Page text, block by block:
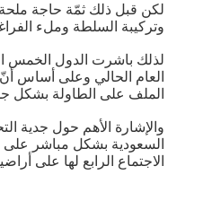
لكن قبل ذلك ثمّة حاجة ملحة
وتركيبة السلطة وملء
لذلك باشرت الدول الخمس
العام الحالي وعلى أساس
الملف على الطاولة بشكل
والإشارة الأهم حول جدية
السعودية بشكل مباشر على
الاجتماع الرابع لها على